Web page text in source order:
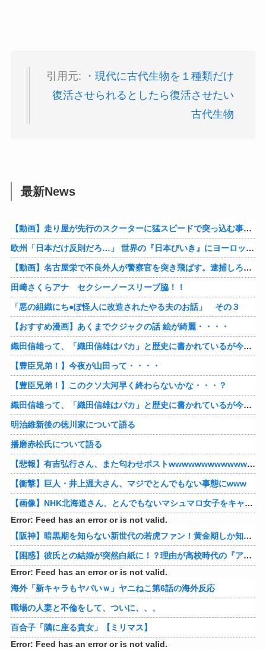
引用元:
・現代に古代生物を１種類だけ
復活させられるとしたら復活させたい
古代生物
最新News
【動画】走り屋が先行のスクーターに猛スピードで突っ込む事故。
欧州「日本だけ反則だろ…」 世界の『日本びいき』にヨーロッパ全土から不満の声
【動画】名古屋栄で不良外人が警察官を突き飛ばす。逮捕しろやｗｗｗ
田﨑さくらアナ セクシーノースリーブ脇！！
「悪の組織にち●ぽ怪人に改造されたやる夫のお話」 その３
【おすすめ漫画】あくまでクジャクの話 絵が綺麗・・・・
織田信雄って、「織田信雄はバカ」と歴史に書かれているが今まで家が残っているんでバカではないよな？
【豊臣兄弟！】今夜が山田って・・・・
【豊臣兄弟！】このクソ大河早く終わらないかな・・・？
織田信雄って、「織田信雄はバカ」と歴史に書かれているが今まで家が残っているんでバカではないよな？
明治維新後の徳川家について語る
播磨赤松氏について語る
【悲報】有吉弘行さん、また匂わせポストwwwwwwwwwwwwwwww
【衝撃】巨人・井上温大さん、マジでとんでもない事態にwww
【画像】NHK北海道さん、とんでもないマシュマロ女子をキャスターに起用してしまうwwwwwwww
Error: Feed has an error or is not valid.
【阪神】暗黒期を知らない新世代の若虎ファン！黄金期しか知らない現代のファン事情と驚きのリアル
【困惑】彼氏との結婚が突然白紙に！？理由が高校時代の『アレ』だったｗｗｗｗ 他
Error: Feed has an error or is not valid.
海外「新キャラもヤバいｗ」ヤニねこ第6話の海外反応
職場の人妻と不倫をして、ついに、、、
百合子「隣に座る貴女」【ミリマス】
Error: Feed has an error or is not valid.